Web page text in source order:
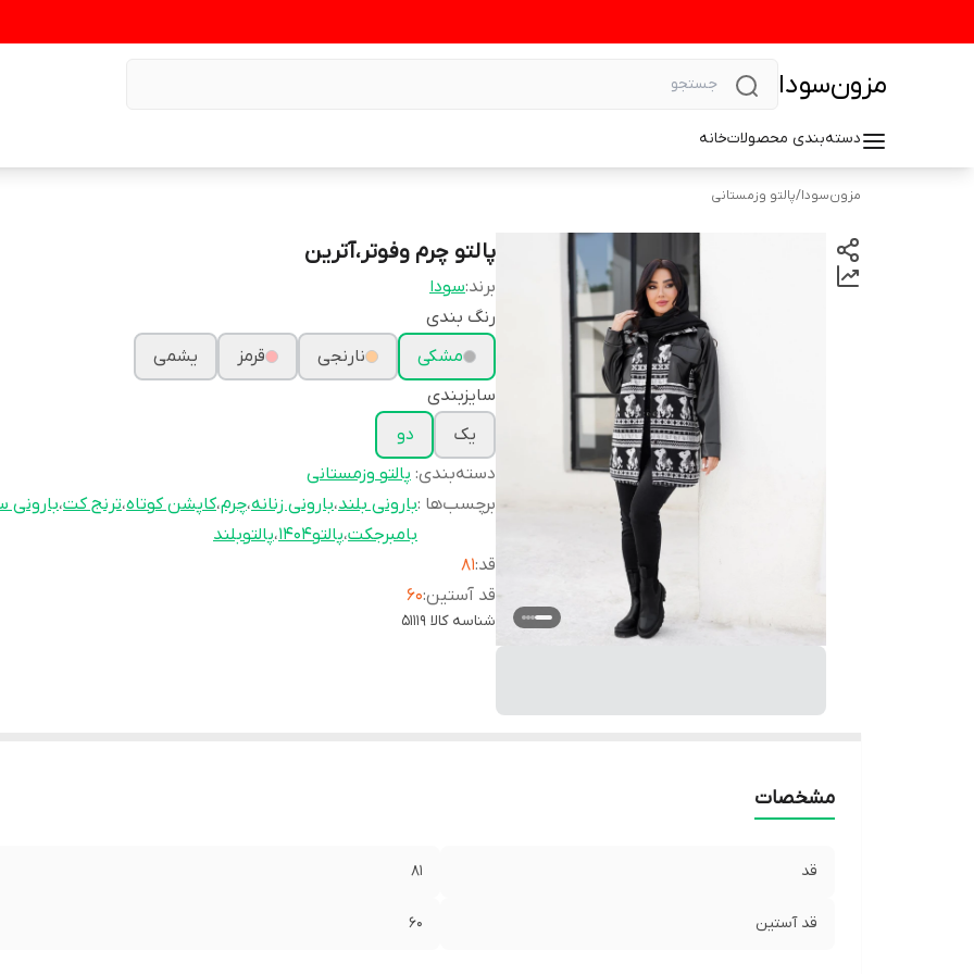
مزون‌سودا
دسته‌بندی محصولاتخانه
مزون‌سودا/پالتو وزمستانی
پالتو چرم وفوتر،آترین
برند:سودا
رنگ بندی
مشکی
نارنجی قرمز
یشمی
سایزبندی
یک
دو
دسته‌بندی: پالتو وزمستانی
برچسب‌ها :بارونی بلند،بارونی زنانه،چرم،کاپشن کوتاه،ترنج کت،بارونی
بامبرجکت،پالتو۱۴۰۴ ،پالتوبلند
قد:۸۱
قد آستین:۶۰
شناسه کالا 51119
مشخصات
قد ۸۱
قد آستین ۶۰